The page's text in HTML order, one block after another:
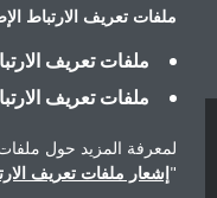
حول دايكن
سياسة خصوصية البيانات
ملفات تعريف الارتباط
ملفات تعريف
ملفات تعريف
لمعرفة المزيد حول ملفات
إشعار ملفات تعريف